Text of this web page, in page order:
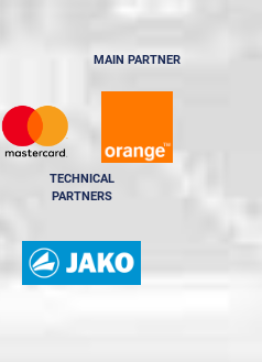
MAIN PARTNER
TECHNICAL
PARTNERS